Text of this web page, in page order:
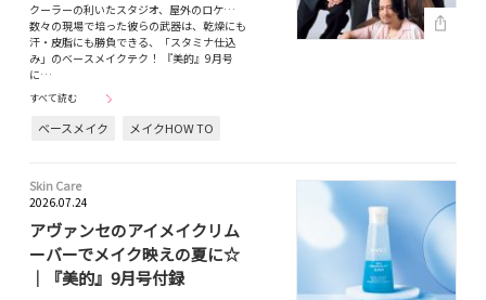
クーラーの利いたスタジオ、屋外のロケ…
数々の現場で培った彼らの武器は、乾燥にも
汗・皮脂にも勝負できる、「スタミナ仕込
み」のベースメイクテク！ 『美的』9月号
に…
すべて読む
ベースメイク メイクHOW TO
Skin Care
2026.07.24
アヴァンセのアイメイクリム
ーバーでメイク映えの夏に☆
｜『美的』9月号付録